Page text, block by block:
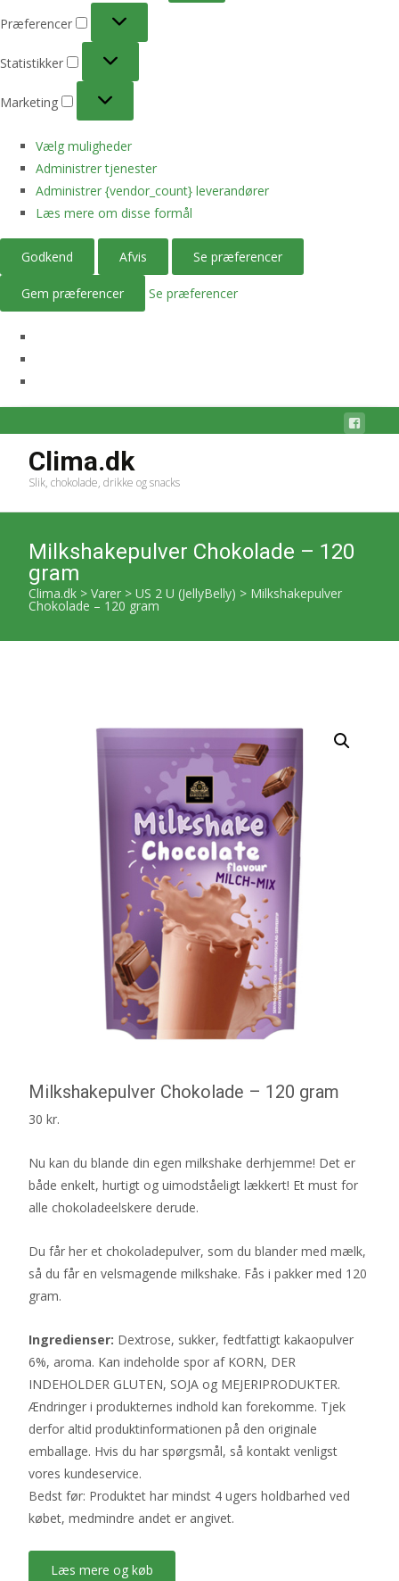
Præferencer
Statistikker
Marketing
Vælg muligheder
Administrer tjenester
Administrer {vendor_count} leverandører
Læs mere om disse formål
Godkend Afvis Se præferencer
Gem præferencer Se præferencer
Clima.dk
Slik, chokolade, drikke og snacks
Milkshakepulver Chokolade – 120
gram
Clima.dk > Varer > US 2 U (JellyBelly) > Milkshakepulver
Chokolade – 120 gram
Milkshakepulver Chokolade – 120 gram
30 kr.
Nu kan du blande din egen milkshake derhjemme! Det er
både enkelt, hurtigt og uimodståeligt lækkert! Et must for
alle chokoladeelskere derude.
Du får her et chokoladepulver, som du blander med mælk,
så du får en velsmagende milkshake. Fås i pakker med 120
gram.
Ingredienser: Dextrose, sukker, fedtfattigt kakaopulver
6%, aroma. Kan indeholde spor af KORN, DER
INDEHOLDER GLUTEN, SOJA og MEJERIPRODUKTER.
Ændringer i produkternes indhold kan forekomme. Tjek
derfor altid produktinformationen på den originale
emballage. Hvis du har spørgsmål, så kontakt venligst
vores kundeservice.
Bedst før: Produktet har mindst 4 ugers holdbarhed ved
købet, medmindre andet er angivet.
Læs mere og køb